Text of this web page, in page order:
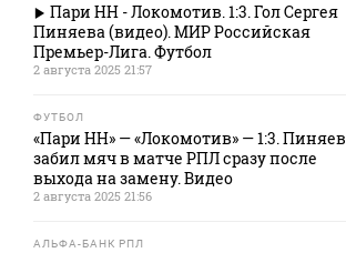
Пари НН - Локомотив. 1:3. Гол Сергея
Пиняева (видео). МИР Российская
Премьер-Лига. Футбол
2 августа 2025 21:57
ФУТБОЛ
«Пари НН» — «Локомотив» — 1:3. Пиняев
забил мяч в матче РПЛ сразу после
выхода на замену. Видео
2 августа 2025 21:56
АЛЬФА-БАНК РПЛ